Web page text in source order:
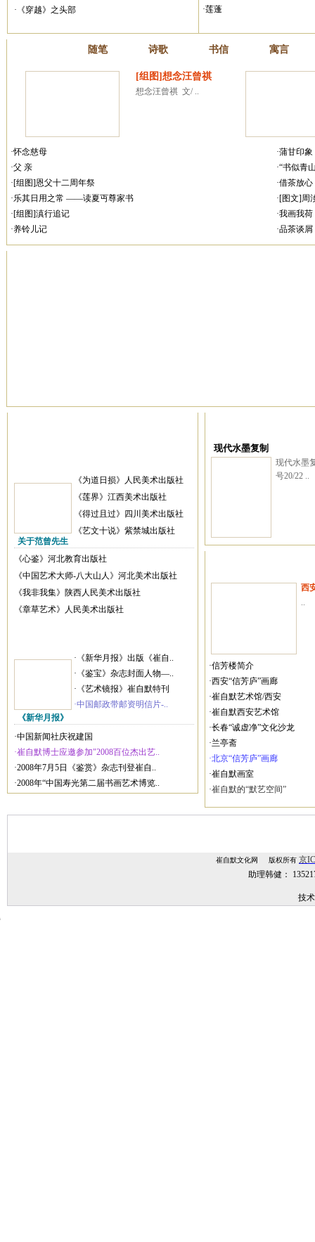
·《穿越》之头部 ·莲蓬
随笔 诗歌 书信 寓言
[组图]想念汪曾祺
想念汪曾祺  文/ ..
·怀念慈母
·蒲甘印象
·父 亲
·“书似青
·[组图]恩父十二周年祭
·借茶放心
·乐其日用之常 ——读夏丏尊家书
·[图文]
·[组图]滇行追记
·我画我荷
·养铃儿记
·品茶谈屑
关于范曾先生
《为道日损》人民美术出版社
《莲界》江西美术出版社
《得过且过》四川美术出版社
《艺文十说》紫禁城出版社
《心鉴》河北教育出版社
《中国艺术大师-八大山人》河北美术出版社
《我非我集》陕西人民美术出版社
《章草艺术》人民美术出版社
《新华月报》
·《新华月报》出版《崔自..
·《鉴宝》杂志封面人物—..
·《艺术镜报》崔自默特刊
·中国邮政带邮资明信片-..
·中国新闻社庆祝建国
·崔自默博士应邀参加"2008百位杰出艺..
·2008年7月5日《鉴赏》杂志刊登崔自..
·2008年“中国寿光第二届书画艺术博览..
现代水墨复制
现代水墨
号20/22 ..
西
..
·信芳楼简介
·西安“信芳庐”画廊
·崔自默艺术馆/西安
·崔自默西安艺术馆
·长春“诚虚净”文化沙龙
·兰亭斋
·北京“信芳庐”画廊
·崔自默画室
·崔自默的“默艺空间”
崔自默文化网 版权所有 京
助理韩健：
技